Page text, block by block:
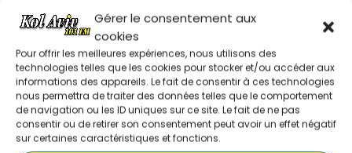
Gérer le consentement aux
cookies
Pour offrir les meilleures expériences, nous utilisons des
technologies telles que les cookies pour stocker et/ou accéder aux
informations des appareils. Le fait de consentir à ces technologies
nous permettra de traiter des données telles que le comportement
de navigation ou les ID uniques sur ce site. Le fait de ne pas
consentir ou de retirer son consentement peut avoir un effet négatif
sur certaines caractéristiques et fonctions.
MATINÉE CHABBATIQUE
10:30 - 11:00
Ancien Président de la communauté juive de
Toulouse